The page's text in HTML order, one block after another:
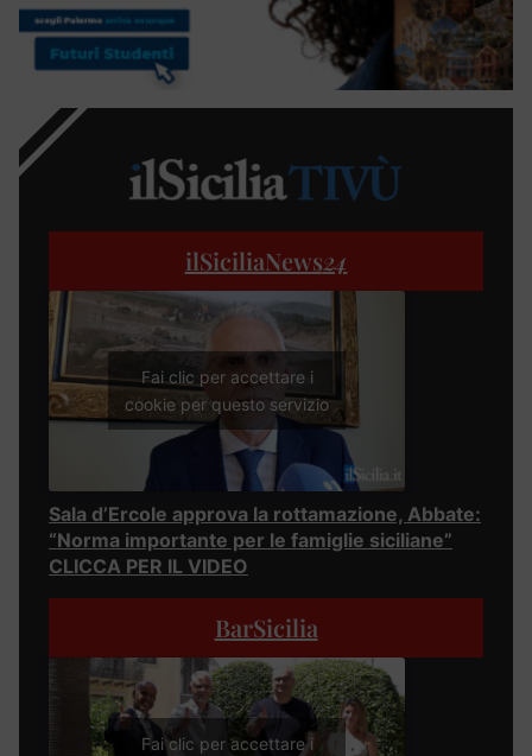
ilSiciliaNews24
Fai clic per accettare i
cookie per questo servizio
Sala d’Ercole approva la rottamazione, Abbate:
“Norma importante per le famiglie siciliane”
CLICCA PER IL VIDEO
BarSicilia
Fai clic per accettare i